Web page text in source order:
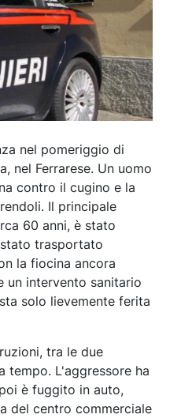
nel pomeriggio di
nel Ferrarese. Un uomo
contro il cugino e la
Il principale
60 anni, è stato
trasportato
la fiocina ancora
un intervento sanitario
solo lievemente ferita
tra le due
tempo. L'aggressore ha
è fuggito in auto,
del centro commerciale